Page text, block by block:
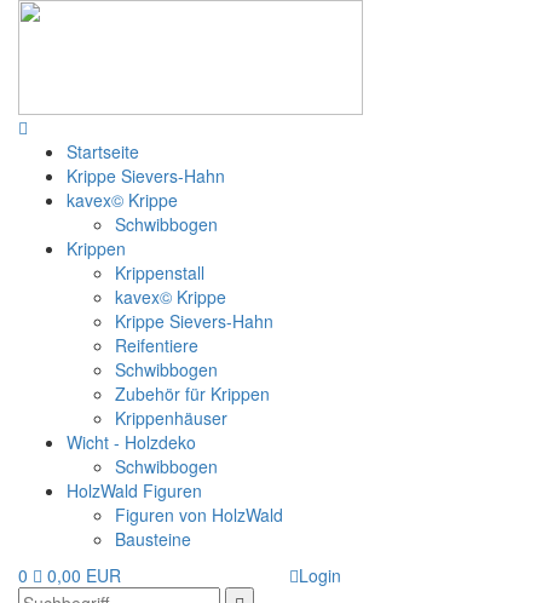
Startseite
Krippe Sievers-Hahn
kavex© Krippe
Schwibbogen
Krippen
Krippenstall
kavex© Krippe
Krippe Sievers-Hahn
Reifentiere
Schwibbogen
Zubehör für Krippen
Krippenhäuser
Wicht - Holzdeko
Schwibbogen
HolzWald Figuren
Figuren von HolzWald
Bausteine
0
0,00 EUR Login